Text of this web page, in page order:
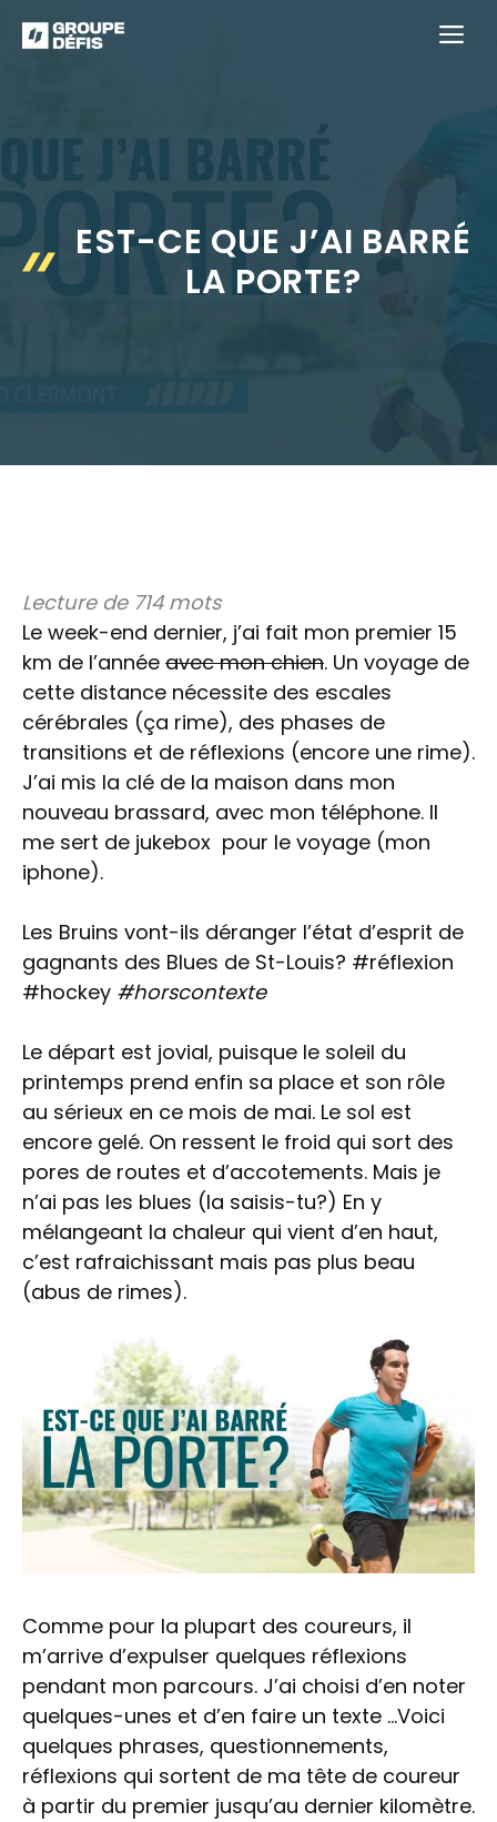
au
EST-CE QUE J’AI BARRÉ
LA PORTE?
Lecture de 714 mots
Le week-end dernier, j’ai fait mon premier 15
km de l’année avec mon chien. Un voyage de
cette distance nécessite des escales
cérébrales (ça rime), des phases de
transitions et de réflexions (encore une rime).
J’ai mis la clé de la maison dans mon
nouveau brassard, avec mon téléphone. Il
me sert de jukebox pour le voyage (mon
iphone).
Les Bruins vont-ils déranger l’état d’esprit de
gagnants des Blues de St-Louis? #réflexion
#hockey #horscontexte
Le départ est jovial, puisque le soleil du
printemps prend enfin sa place et son rôle
au sérieux en ce mois de mai. Le sol est
encore gelé. On ressent le froid qui sort des
pores de routes et d’accotements. Mais je
n’ai pas les blues (la saisis-tu?) En y
mélangeant la chaleur qui vient d’en haut,
c’est rafraichissant mais pas plus beau
(abus de rimes).
Comme pour la plupart des coureurs, il
m’arrive d’expulser quelques réflexions
pendant mon parcours. J’ai choisi d’en noter
quelques-unes et d’en faire un texte …Voici
quelques phrases, questionnements,
réflexions qui sortent de ma tête de coureur
à partir du premier jusqu’au dernier kilomètre.